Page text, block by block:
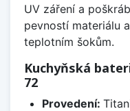
UV záření a
pevností materiálu
teplotním šokům.
Kuchyňská
72
Provedení: